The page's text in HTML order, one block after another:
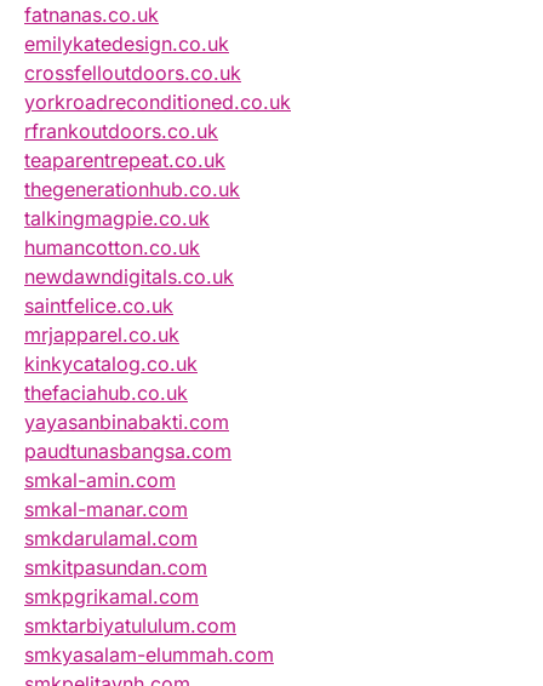
fatnanas.co.uk
emilykatedesign.co.uk
crossfelloutdoors.co.uk
yorkroadreconditioned.co.uk
rfrankoutdoors.co.uk
teaparentrepeat.co.uk
thegenerationhub.co.uk
talkingmagpie.co.uk
humancotton.co.uk
newdawndigitals.co.uk
saintfelice.co.uk
mrjapparel.co.uk
kinkycatalog.co.uk
thefaciahub.co.uk
yayasanbinabakti.com
paudtunasbangsa.com
smkal-amin.com
smkal-manar.com
smkdarulamal.com
smkitpasundan.com
smkpgrikamal.com
smktarbiyatululum.com
smkyasalam-elummah.com